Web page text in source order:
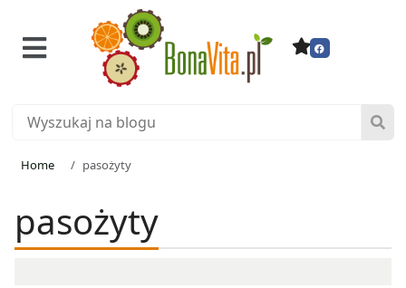
Home pasożyty
pasożyty